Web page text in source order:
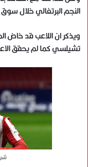
النجم البرتغالي خلال سوق
ويذكر ان اللاعب قد خاض
تشيلسي كما لم يحقق